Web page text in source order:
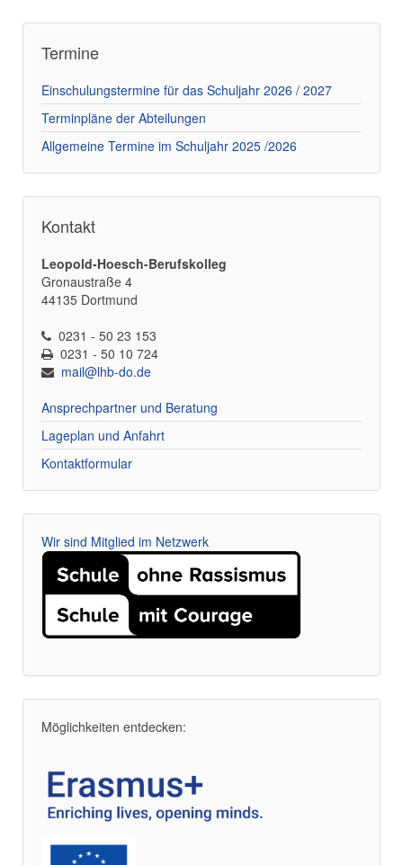
Termine
Einschulungstermine für das Schuljahr 2026 / 2027
Terminpläne der Abteilungen
Allgemeine Termine im Schuljahr 2025 /2026
Kontakt
Leopold-Hoesch-Berufskolleg
Gronaustraße 4
44135 Dortmund
0231 - 50 23 153
0231 - 50 10 724
mail@lhb-do.de
Ansprechpartner und Beratung
Lageplan und Anfahrt
Kontaktformular
Wir sind Mitglied im Netzwerk
Möglichkeiten entdecken: